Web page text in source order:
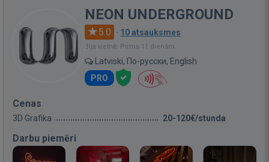
NEON UNDERGROUND
5.0 · 10 atsauksmes
Bija vietnē: Pirms 11 dienām
Latviski, По-русски, English
PRO
Cenas
3D Grafika 20-120€/stunda
Darbu piemēri